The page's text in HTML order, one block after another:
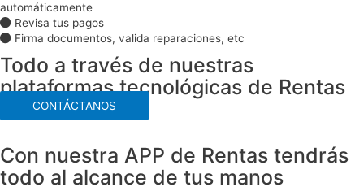
automáticamente
Revisa tus pagos
Firma documentos, valida reparaciones, etc
Todo a través de nuestras
plataformas tecnológicas de Rentas
CONTÁCTANOS
Con nuestra APP de Rentas tendrás
todo al alcance de tus manos